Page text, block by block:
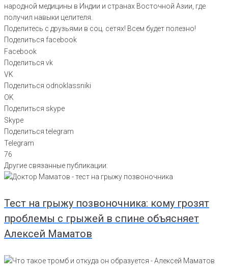
народной медицины в Индии и странах Восточной Азии, где
получил навыки целителя.
Поделитесь с друзьями в соц. сетях! Всем будет полезно!
Поделиться facebook
Facebook
Поделиться vk
VK
Поделиться odnoklassniki
OK
Поделиться skype
Skype
Поделиться telegram
Telegram
76
Другие связанные публикации:
Тест на грыжу позвоночника: кому грозят
проблемы с грыжей в спине объясняет
Алексей Маматов